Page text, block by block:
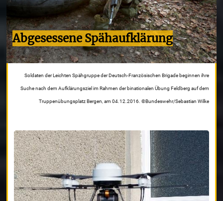
Abgesessene Spähaufklärung
Soldaten der Leichten Spähgruppe der Deutsch-Französischen Brigade beginnen ihre
Suche nach dem Aufklärungsziel im Rahmen der binationalen Übung Feldberg auf dem
Truppenübungsplatz Bergen, am 04.12.2016. ©Bundeswehr/Sebastian Wilke